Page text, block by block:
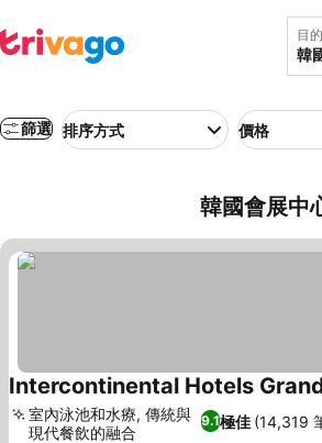
目
篩選 排序方式 價格
韓國會展中
Intercontinental Hotels
9.1極佳 (14,319
室內泳池和水療, 傳統與
現代餐飲的融合